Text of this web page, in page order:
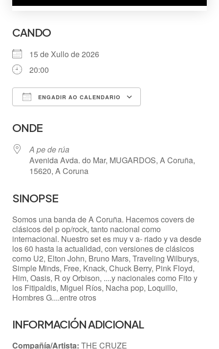
CANDO
15 de Xullo de 2026
20:00
ENGADIR AO CALENDARIO
ONDE
A pe de rúa
Avenida Avda. do Mar, MUGARDOS, A Coruña,
15620, A Coruna
SINOPSE
Somos una banda de A Coruña. Hacemos covers de
clásicos del p op/rock, tanto nacional como
internacional. Nuestro set es muy v a- riado y va desde
los 60 hasta la actualidad, con versiones de clásicos
como U2, Elton John, Bruno Mars, Traveling Wilburys,
Simple Minds, Free, Knack, Chuck Berry, Pink Floyd,
Him, Oasis, R oy Orbison, ....y nacionales como Fito y
los Fitipaldis, Miguel Ríos, Nacha pop, Loquillo,
Hombres G....entre otros
INFORMACIÓN ADICIONAL
Compañía/Artista: THE CRUZE